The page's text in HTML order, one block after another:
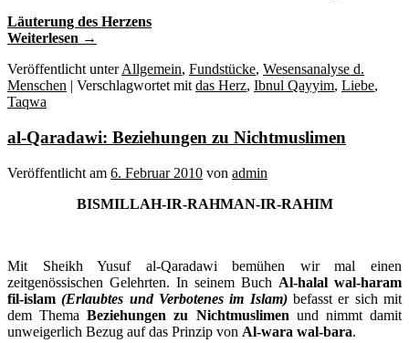
Läuterung des Herzens
Weiterlesen →
Veröffentlicht unter Allgemein, Fundstücke, Wesensanalyse d.
Menschen | Verschlagwortet mit das Herz, Ibnul Qayyim, Liebe,
Taqwa
al-Qaradawi: Beziehungen zu Nichtmuslimen
Veröffentlicht am 6. Februar 2010 von admin
BISMILLAH-IR-RAHMAN-IR-RAHIM
Mit Sheikh Yusuf al-Qaradawi bemühen wir mal einen
zeitgenössischen Gelehrten. In seinem Buch Al-halal wal-haram
fil-islam(Erlaubtes und Verbotenes im Islam)befasst er sich mit
dem ThemaBeziehungen zu Nichtmuslimen und nimmt damit
unweigerlich Bezug auf das Prinzip von Al-wara wal-bara.